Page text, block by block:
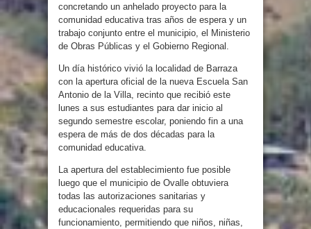
concretando un anhelado proyecto para la
comunidad educativa tras años de espera y un
trabajo conjunto entre el municipio, el Ministerio
de Obras Públicas y el Gobierno Regional.
Un día histórico vivió la localidad de Barraza
con la apertura oficial de la nueva Escuela San
Antonio de la Villa, recinto que recibió este
lunes a sus estudiantes para dar inicio al
segundo semestre escolar, poniendo fin a una
espera de más de dos décadas para la
comunidad educativa.
La apertura del establecimiento fue posible
luego que el municipio de Ovalle obtuviera
todas las autorizaciones sanitarias y
educacionales requeridas para su
funcionamiento, permitiendo que niños, niñas,